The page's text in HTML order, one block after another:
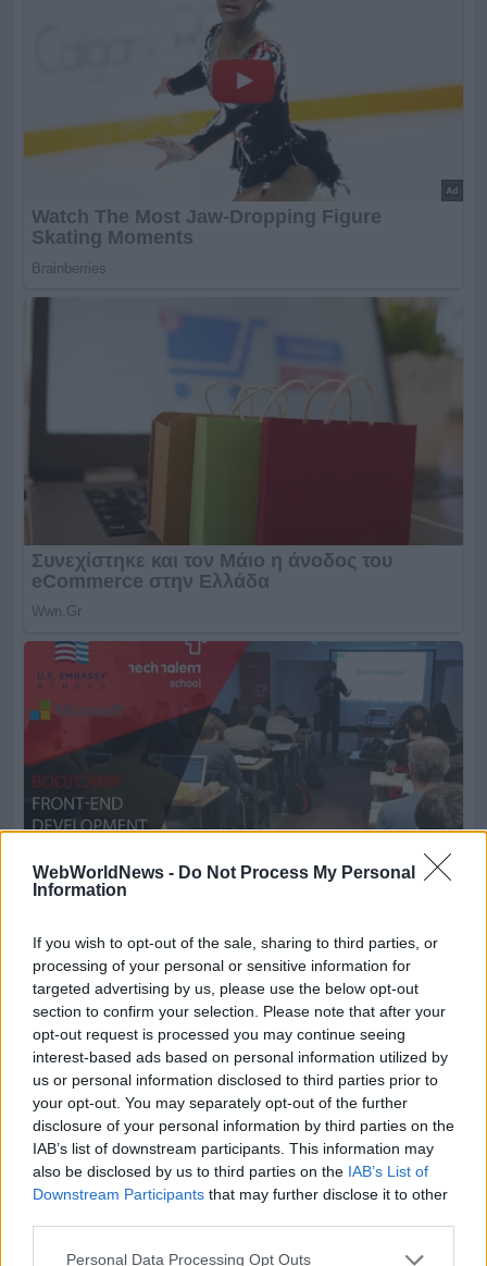
WebWorldNews - Do Not Process My Personal
Information
If you wish to opt-out of the sale, sharing to third parties, or
processing of your personal or sensitive information for
targeted advertising by us, please use the below opt-out
section to confirm your selection. Please note that after your
opt-out request is processed you may continue seeing
interest-based ads based on personal information utilized by
us or personal information disclosed to third parties prior to
your opt-out. You may separately opt-out of the further
disclosure of your personal information by third parties on the
IAB’s list of downstream participants. This information may
also be disclosed by us to third parties on the IAB’s List of
Downstream Participants that may further disclose it to other
Personal Data Processing Opt Outs